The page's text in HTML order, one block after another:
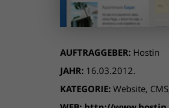
AUFTRAGGEBER: Hostin
JAHR: 16.03.2012.
KATEGORIE: Website, CMS